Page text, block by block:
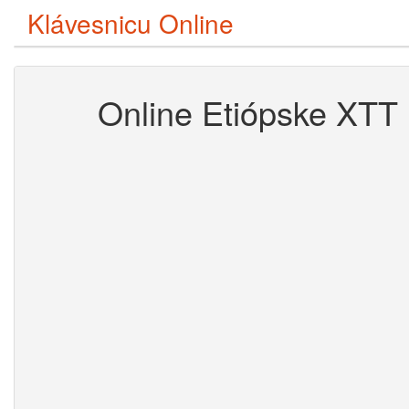
Klávesnicu Online
Online Etiópske